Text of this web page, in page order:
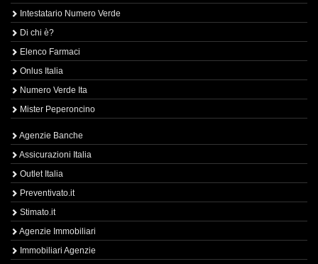
Intestatario Numero Verde
Di chi è?
Elenco Farmaci
Onlus Italia
Numero Verde Ita
Mister Peperoncino
Agenzie Banche
Assicurazioni Italia
Outlet Italia
Preventivato.it
Stimato.it
Agenzie Immobiliari
Immobiliari Agenzie